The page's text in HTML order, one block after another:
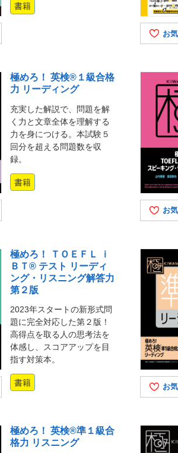
書籍
お
極めろ！ 英検®１級合格
力 リーディング
充実した解説で、問題を解
く力と文章全体を理解する
力を身につける。本試験５
回分を超える問題数を収
録。
書籍
お
極めろ！ ＴＯＥＦＬ ｉ
ＢＴ® テスト リーディ
ング・リスニング解答力
第２版
2023年スタートの新形式問
題に完全対応した第２版！
高得点を取る人の思考法を
体感し、スコアアップを目
指す対策本。
書籍 お
極めろ！ 英検®準１級合
格力 リスニング